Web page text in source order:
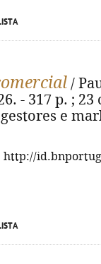
/
- 317 p. ;
e
http://